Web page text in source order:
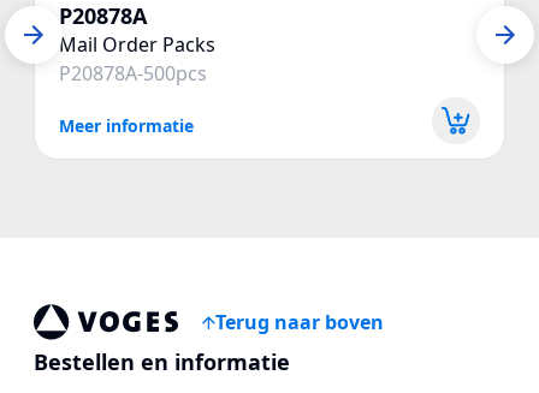
P20878A
Mail Order Packs
P20878A-500pcs
Meer informatie
Vogespackaging
Terug naar boven
Bestellen en informatie